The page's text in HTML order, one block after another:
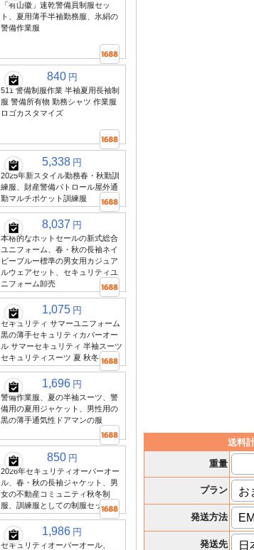
「有山徽」速乾警備員制服セッ
ト、夏用薄手半袖勤務服、氷絹の
警備作業服
840 円
511 警備制服作業 半袖夏用長袖制
服 警備所有物 勤務シャツ 作業服
ロゴカスタマイズ
5,338 円
2025年新スタイル勤務春・秋勤訓
練服、財産警備パトロール屋外通
勤マルチポケット訓練服
8,037 円
本格的なホットセールの新式総合
ユニフォーム、春・秋の長袖ネイ
ビーブルー標準の男女用カジュア
ルウェアセット、セキュリティユ
ニフォーム卸売
1,075 円
セキュリティ サマーユニフォーム
黒の薄手セキュリティカバーオー
ル サマーセキュリティ 半袖スーツ
セキュリティスーツ 夏 秋冬
1,696 円
警備作業服、夏の半袖スーツ、警
備用の夏用ジャケット、男性用の
黒の薄手通気性ドアマンの服
850 円
2026年セキュリティオーバーオー
ル、春・秋の長袖ジャケット、男
女の不動産コミュニティ秋冬制
服、訓練服としての制服セット
1,986 円
セキュリティオーバーオール、
送料
重量
プラン
発送方法
発送先